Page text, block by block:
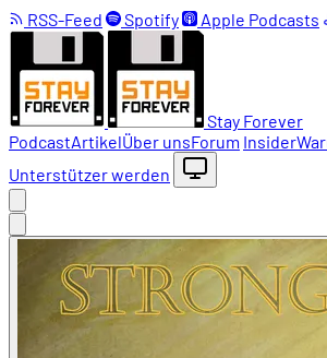
RSS-Feed Spotify Apple Podcasts
Stay Forever
PodcastArtikelÜber unsForum Insider
Unterstützer werden